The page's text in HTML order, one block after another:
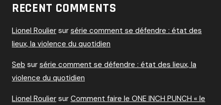
RECENT COMMENTS
Lionel Roulier sur série comment se défendre : état des
lieux, la violence du quotidien
Seb sur série comment se défendre : état des lieux, la
violence du quotidien
Lionel Roulier sur Comment faire le ONE INCH PUNCH « le